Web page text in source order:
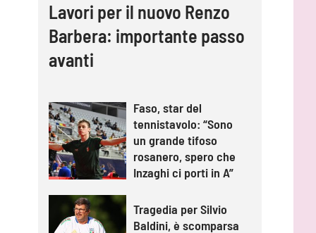
Lavori per il nuovo Renzo
Barbera: importante passo
avanti
Faso, star del
tennistavolo: “Sono
un grande tifoso
rosanero, spero che
Inzaghi ci porti in A”
Tragedia per Silvio
Baldini, è scomparsa